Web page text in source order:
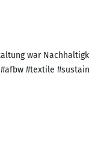
war
#textile